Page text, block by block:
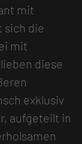
mit
sich die
mit
diese
exklusiv
aufgeteilt in